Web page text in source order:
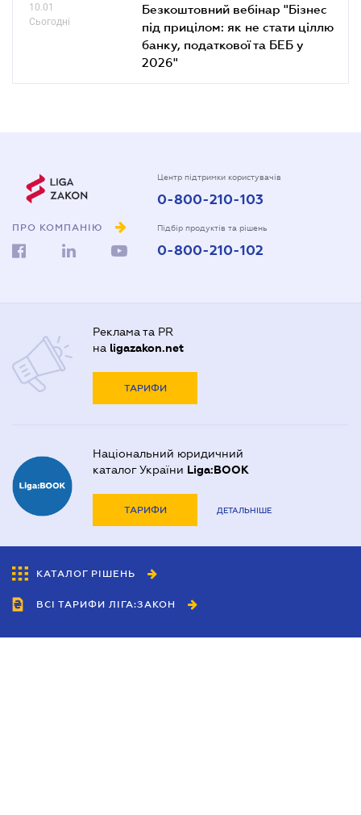
10.01
Сьогодні
Безкоштовний вебінар "Бізнес
під прицілом: як не стати ціллю
банку, податкової та БЕБ у
2026"
ПРО КОМПАНІЮ
Центр підтримки користувачів
0-800-210-103
Підбір продуктів та рішень
0-800-210-102
Реклама та PR
на ligazakon.net
ТАРИФИ
Національний юридичний
каталог України Liga:BOOK
ТАРИФИ ДЕТАЛЬНІШЕ
КАТАЛОГ РІШЕНЬ
ВСІ ТАРИФИ ЛІГА:ЗАКОН